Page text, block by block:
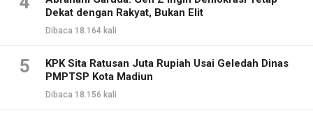
Dekat dengan Rakyat, Bukan Elit
Dibaca 18.164 kali
5
KPK Sita Ratusan Juta Rupiah Usai Geledah Dinas
PMPTSP Kota Madiun
Dibaca 18.156 kali